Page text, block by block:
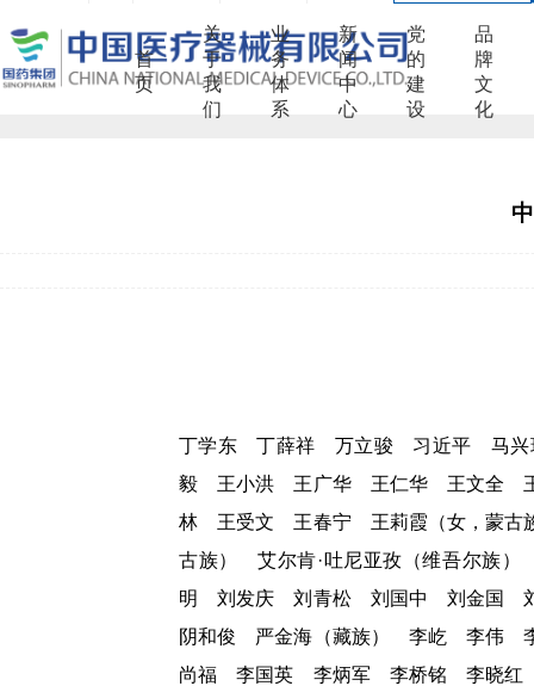
首
页
关
于
我
们
业
务
体
系
新
闻
中
心
党
的
建
设
品
牌
文
化
丁学东 丁薛祥 万立骏 习近平 马
毅 王小洪 王广华 王仁华 王文全
林 王受文 王春宁 王莉霞（女，蒙
古族） 艾尔肯·吐尼亚孜（维吾尔
明 刘发庆 刘青松 刘国中 刘金国
阴和俊 严金海（藏族） 李屹 李伟
尚福 李国英 李炳军 李桥铭 李晓